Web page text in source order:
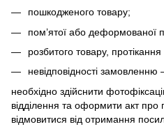
пошкодженого товару;
пом’ятої або деформованої
розбитого товару,
невідповідності
необхідно здійснити
відділення та оформити акт
відмовитися від отримання